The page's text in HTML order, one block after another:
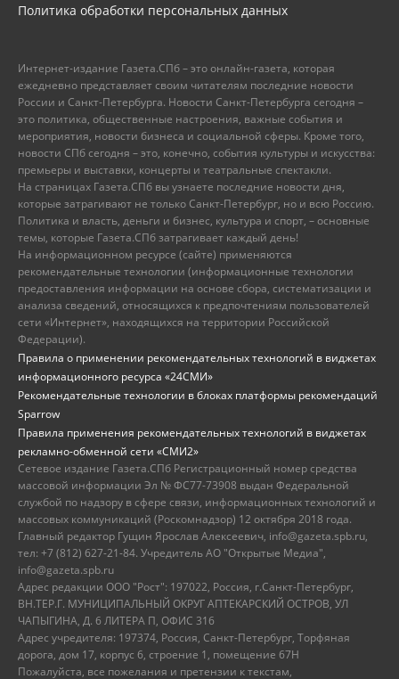
Политика обработки персональных данных
Интернет-издание Газета.СПб – это онлайн-газета, которая
ежедневно представляет своим читателям последние новости
России и Санкт-Петербурга. Новости Санкт-Петербурга сегодня –
это политика, общественные настроения, важные события и
мероприятия, новости бизнеса и социальной сферы. Кроме того,
новости СПб сегодня – это, конечно, события культуры и искусства:
премьеры и выставки, концерты и театральные спектакли.
На страницах Газета.СПб вы узнаете последние новости дня,
которые затрагивают не только Санкт-Петербург, но и всю Россию.
Политика и власть, деньги и бизнес, культура и спорт, – основные
темы, которые Газета.СПб затрагивает каждый день!
На информационном ресурсе (сайте) применяются
рекомендательные технологии (информационные технологии
предоставления информации на основе сбора, систематизации и
анализа сведений, относящихся к предпочтениям пользователей
сети «Интернет», находящихся на территории Российской
Федерации).
Правила о применении рекомендательных технологий в виджетах
информационного ресурса «24СМИ»
Рекомендательные технологии в блоках платформы рекомендаций
Sparrow
Правила применения рекомендательных технологий в виджетах
рекламно-обменной сети «СМИ2»
Сетевое издание Газета.СПб Регистрационный номер средства
массовой информации Эл № ФС77-73908 выдан Федеральной
службой по надзору в сфере связи, информационных технологий и
массовых коммуникаций (Роскомнадзор) 12 октября 2018 года.
Главный редактор Гущин Ярослав Алексеевич, info@gazeta.spb.ru,
тел: +7 (812) 627-21-84. Учредитель АО "Открытые Медиа",
info@gazeta.spb.ru
Адрес редакции ООО "Рост": 197022, Россия, г.Санкт-Петербург,
ВН.ТЕР.Г. МУНИЦИПАЛЬНЫЙ ОКРУГ АПТЕКАРСКИЙ ОСТРОВ, УЛ
ЧАПЫГИНА, Д. 6 ЛИТЕРА П, ОФИС 316
Адрес учредителя: 197374, Россия, Санкт-Петербург, Торфяная
дорога, дом 17, корпус 6, строение 1, помещение 67Н
Пожалуйста, все пожелания и претензии к текстам,